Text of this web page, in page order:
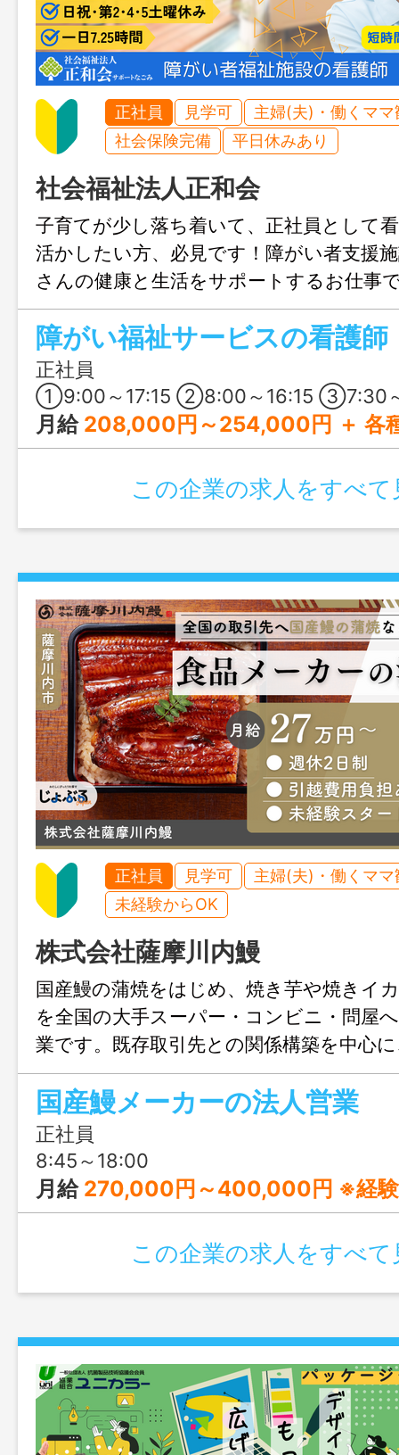
正社員 見学可
主婦(夫)・働くママ
社会保険完備
平日休みあり
社会福祉法人正和会
子育てが少し落ち着いて、正社員として
活かしたい方、必見です！障がい者支援
さんの健康と生活をサポートするお仕事
しやすい職場なので、そろそろ扶養内か
いと考えている方にもピッタリですよ♪
日祝休みのパートも同時募集中！】
障がい福祉サービスの看護師
正社員
①9:00～17:15 ②8:00～16:15 ③7:30～15:45 ④20:00～翌6:00 ⑤17:00～翌9:30 ＊主に①がメイン、②③が週に2～3回程度 ＊宿直の際④、月に1～2回程度。（希望者のみ） ＊夜勤の際⑤、夜勤スタッフに欠員が出た場合などに月1回程度 ※1ヶ月単位の変形労働時間制 ※所定労働日、休日、始業終業は勤務シ
月給 208,000円～254,000円 ＋ 各種手当 【給与の内訳】 基本給：175,000円～215,000円 新処遇改善手当：30,000円～34,000円 資格手当：3,000円～5,000円 宿直手当：5,000円/回（※勤務明けの出勤あり） 夜勤
この企業の求人をすべて
正社員 見学可
主婦(夫)・働くママ
未経験からOK
株式会社薩摩川内鰻
国産鰻の蒲焼をはじめ、焼き芋や焼きイ
を全国の大手スーパー・コンビニ・問屋
業です。既存取引先との関係構築を中心
拓や通販事業、商品企画にも携われます
で、OJT研修あり。週休2日、転勤なし、
負担など、働きやすさと移住支援も整っ
国産鰻メーカーの法人営業
正社員
8:45～18:00
月給 270,000円～400,000円 ※経験・スキルなどを考
この企業の求人をすべて